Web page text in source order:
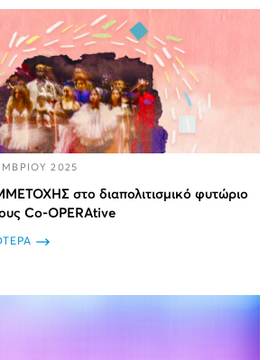
2025
στο διαπολιτισμικό φυτώριο
Co-OPERAtive